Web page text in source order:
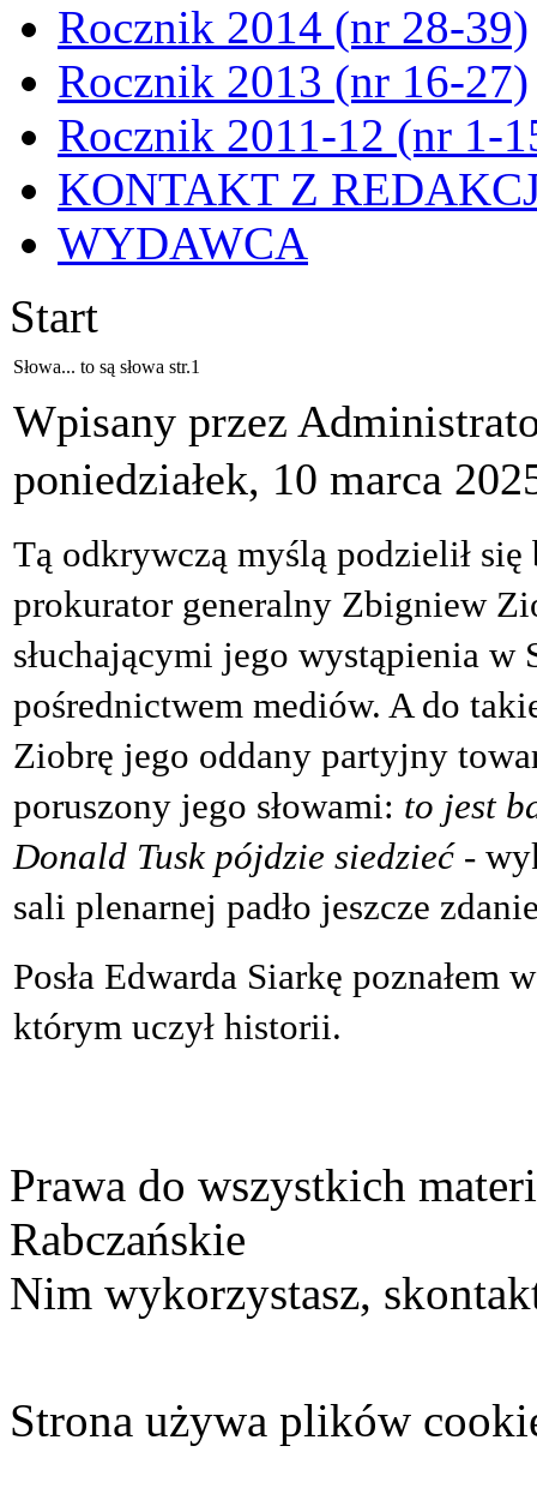
Rocznik 2014 (nr 28-39)
Rocznik 2013 (nr 16-27)
Rocznik 2011-12 (nr 1-
KONTAKT Z
WYDAWCA
Start
Słowa... to są słowa str.1
Wpisany przez
poniedziałek, 10 marca
Tą odkrywczą myślą podzielił
prokurator generalny Zbigniew
słuchającymi jego wystąpienia
pośrednictwem mediów. A do
Ziobrę jego oddany partyjny
poruszony jego słowami: to jest
Donald Tusk pójdzie siedzieć-
sali plenarnej padło jeszcze
Posła Edwarda Siarkę
którym uczył historii.
Prawa do wszystkich
Rabczańskie
Nim wykorzystasz,
Strona używa plików